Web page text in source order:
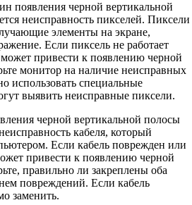
появления черной вертикальной
неисправность пикселей. Пиксели
элементы на экране,
Если пиксель не работает
привести к появлению черной
монитор на наличие неисправных
использовать специальные
выявить неисправные пиксели.
черной вертикальной полосы
кабеля, который
Если кабель поврежден или
привести к появлению черной
правильно ли закреплены оба
повреждений. Если кабель
заменить.